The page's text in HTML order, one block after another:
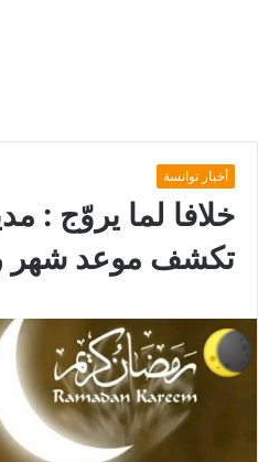
أخبار توانسة
خلافا لما يروّج :
تكشف موعد شهر